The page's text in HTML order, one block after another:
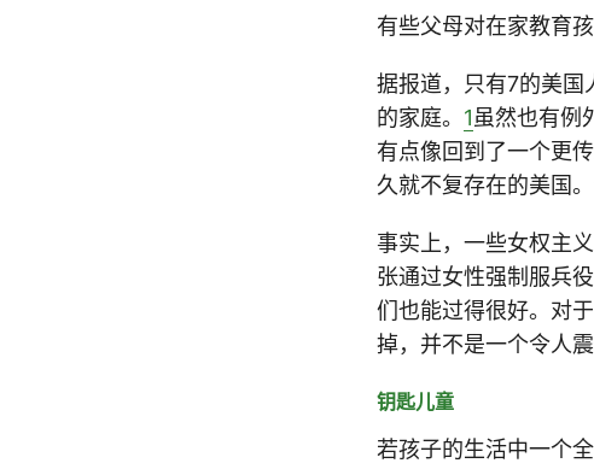
有些父母对在家教育
据报道，只有7的美国
的家庭。 1虽然也有例
有点像回到了一个更
久就不复存在的美国
事实上，一些女权主
张通过女性强制服兵
们也能过得很好。对
掉，并不是一个令人震
钥匙儿童
若孩子的生活中一个